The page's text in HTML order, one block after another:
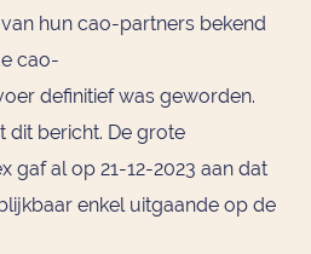
hun cao-partners bekend
cao-
definitief was geworden.
dit bericht. De grote
gaf al op 21-12-2023 aan dat
enkel uitgaande op de